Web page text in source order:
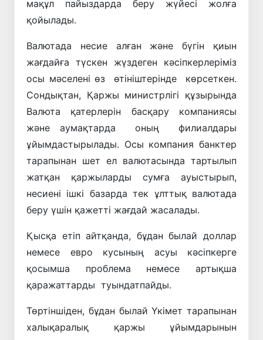
мақұл пайыздарда беру жүйесі жолға
қойылады.
Валютада несие алған және бүгін қиын
жағдайға түскен жүздеген кәсіпкерлеріміз
осы мәселені өз өтініштерінде көрсеткен.
Сондықтан, Қаржы министрлігі құзырында
Валюта қатерлерін басқару компаниясы
және аумақтарда оның филиалдары
ұйымдастырылады. Осы компания банктер
тарапынан шет ел валютасында тартылып
жатқан қаржыларды сумға ауыстырып,
несиені ішкі базарда тек ұлттық валютада
беру үшін қажетті жағдай жасалады.
Қысқа етіп айтқанда, бұдан былай доллар
немесе евро кусының асуы кәсіпкерге
қосымша проблема немесе артықша
қаражаттарды туындатпайды.
Төртіншіден, бұдан былай Үкімет тарапынан
халықаралық қаржы ұйымдарынын